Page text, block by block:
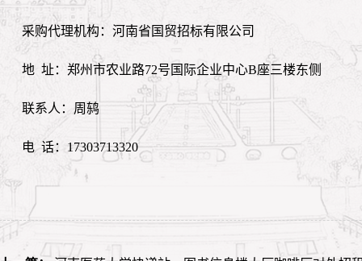
采购代理机构：河南省国贸招标有限公司
地 址：郑州市农业路72号国际企业中心B座三楼东侧
联系人：周鸫
电 话：17303713320